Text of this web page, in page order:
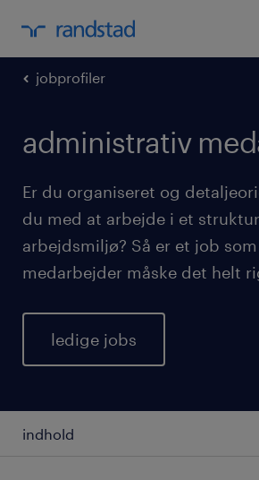
jobprofiler
administrativ
Er du organiseret og
du med at arbejde i et
arbejdsmiljø? Så er et job
medarbejder måske det helt
ledige jobs
indhold